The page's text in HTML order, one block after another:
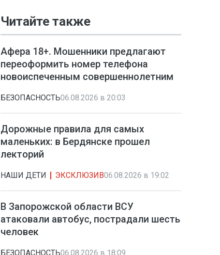
Читайте также
Афера 18+. Мошенники предлагают
переоформить номер телефона
новоиспеченным совершеннолетним
БЕЗОПАСНОСТЬ06.08.2026 в 20:03
Дорожные правила для самых
маленьких: в Бердянске прошел
лекторий
НАШИ ДЕТИ ЭКСКЛЮЗИВ06.08.2026 в 19:02
В Запорожской области ВСУ
атаковали автобус, пострадали шесть
человек
БЕЗОПАСНОСТЬ06.08.2026 в 18:09